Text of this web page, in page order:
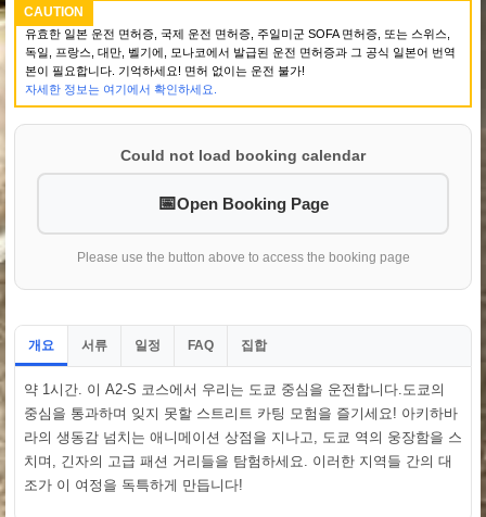
CAUTION
유효한 일본 운전 면허증, 국제 운전 면허증, 주일미군 SOFA 면허증, 또는 스위스,
독일, 프랑스, 대만, 벨기에, 모나코에서 발급된 운전 면허증과 그 공식 일본어 번역
본이 필요합니다. 기억하세요! 면허 없이는 운전 불가!
자세한 정보는 여기에서 확인하세요.
Could not load booking calendar
Open Booking Page
Please use the button above to access the booking page
개요 서류 일정 FAQ 집합
약 1시간. 이 A2-S 코스에서 우리는 도쿄 중심을 운전합니다.도쿄의
중심을 통과하며 잊지 못할 스트리트 카팅 모험을 즐기세요! 아키하바
라의 생동감 넘치는 애니메이션 상점을 지나고, 도쿄 역의 웅장함을 스
치며, 긴자의 고급 패션 거리들을 탐험하세요. 이러한 지역들 간의 대
조가 이 여정을 독특하게 만듭니다!